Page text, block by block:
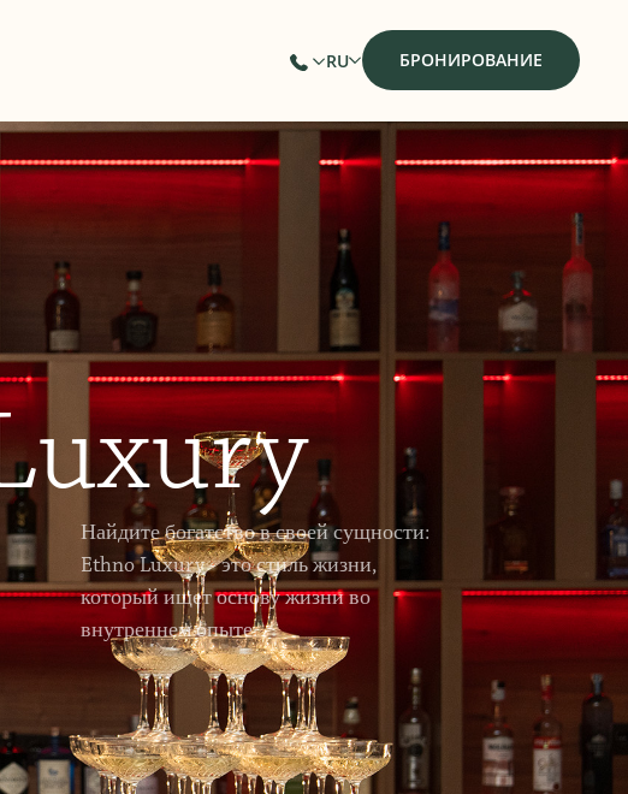
RU БРОНИРОВАНИЕ
Найдите богатство в своей сущности:
Ethno Luxury - это стиль жизни,
который ищет основу жизни во
внутреннем опыте.